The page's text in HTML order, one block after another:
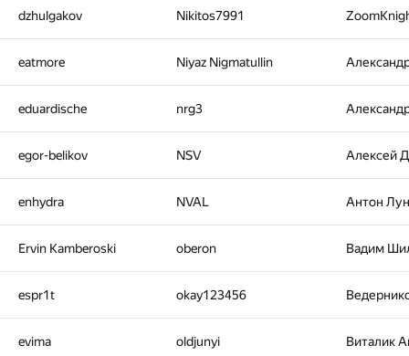
dzhulgakov Nikitos7991
eatmore Niyaz Nigmatullin
eduardische nrg3
egor-belikov NSV Алексей
enhydra NVAL Антон
Ervin Kamberoski oberon Вадим
espr1t okay123456
evima oldjunyi Виталик